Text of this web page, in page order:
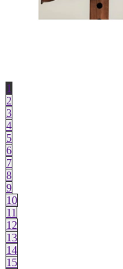
1
2
3
4
5
6
7
8
9
10
11
12
13
14
15